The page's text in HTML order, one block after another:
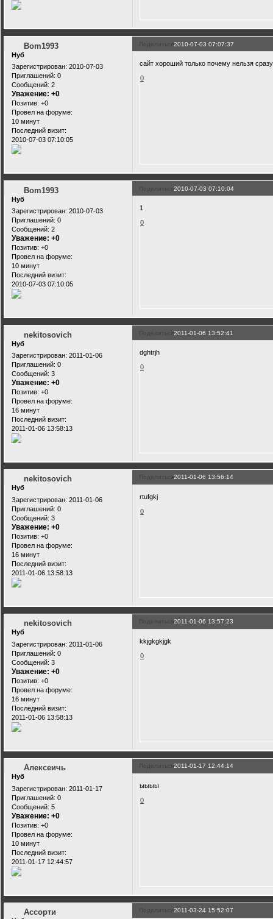
Поделиться2010-07-03 07:07:37
Bom1993
Нуб
Зарегистрирован: 2010-07-03
Приглашений: 0
Сообщений: 2
Уважение: +0
Позитив: +0
Провел на форуме:
10 минут
Последний визит:
2010-07-03 07:10:05
сайт хороший только почему нельзя
0
Поделиться2010-07-03 07:10:04
Bom1993
Нуб
Зарегистрирован: 2010-07-03
Приглашений: 0
Сообщений: 2
Уважение: +0
Позитив: +0
Провел на форуме:
10 минут
Последний визит:
2010-07-03 07:10:05
1
0
Поделиться2011-01-06 13:52:41
nekitosovich
Нуб
Зарегистрирован: 2011-01-06
Приглашений: 0
Сообщений: 3
Уважение: +0
Позитив: +0
Провел на форуме:
16 минут
Последний визит:
2011-01-06 13:58:13
dghtrjh
0
Поделиться2011-01-06 13:56:14
nekitosovich
Нуб
Зарегистрирован: 2011-01-06
Приглашений: 0
Сообщений: 3
Уважение: +0
Позитив: +0
Провел на форуме:
16 минут
Последний визит:
2011-01-06 13:58:13
rtufgkj
0
Поделиться2011-01-06 13:57:23
nekitosovich
Нуб
Зарегистрирован: 2011-01-06
Приглашений: 0
Сообщений: 3
Уважение: +0
Позитив: +0
Провел на форуме:
16 минут
Последний визит:
2011-01-06 13:58:13
kkjgkgkjgk
0
Поделиться2011-01-17 12:44:14
Алексеичь
Нуб
Зарегистрирован: 2011-01-17
Приглашений: 0
Сообщений: 5
Уважение: +0
Позитив: +0
Провел на форуме:
10 минут
Последний визит:
2011-01-17 12:44:57
ыыыы
0
Поделиться2011-03-24 15:52:07
Ассорти